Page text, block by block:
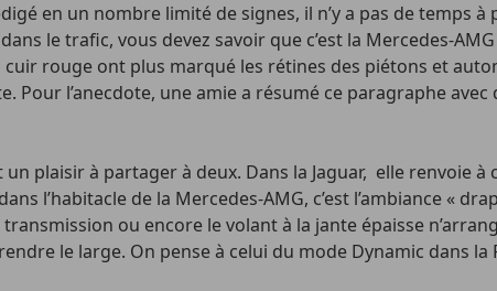
en un nombre limité de signes, il n’y a pas de temps
le trafic, vous devez savoir que c’est la Mercedes-
rouge ont plus marqué les rétines des piétons et
Pour l’anecdote, une amie a résumé ce paragraphe
un plaisir à partager à deux. Dans la Jaguar, elle renvoie
l’habitacle de la Mercedes-AMG, c’est l’ambiance «
ou encore le volant à la jante épaisse
le large. On pense à celui du mode Dynamic dans la